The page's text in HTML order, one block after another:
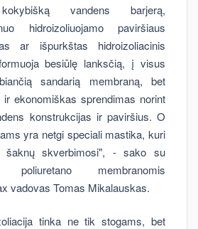
vandens barjerą,
hidroizoliuojamo paviršiaus
ar išpurkštas hidroizoliacinis
besiūlę lanksčią, į visus
sandarią membraną, bet
ekonomiškas sprendimas norint
konstrukcijas ir paviršius. O
yra netgi speciali mastika, kuri
šaknų skverbimosi", - sako su
poliuretano membranomis
vadovas Tomas Mikalauskas.
tinka ne tik stogams, bet